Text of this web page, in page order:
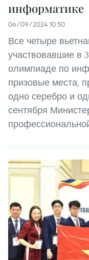
информатике
06/09/2024 10:50
Все четыре
участвовавшие в
олимпиаде по
призовые места,
одно серебро и
сентября